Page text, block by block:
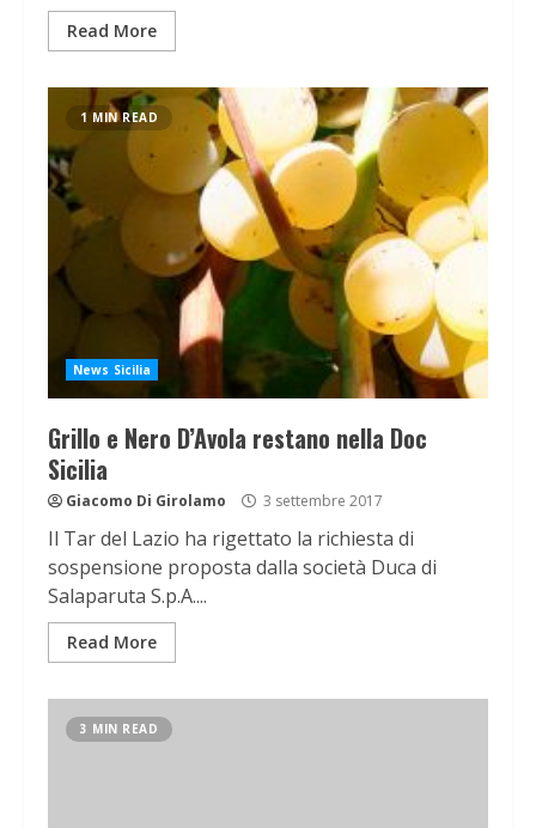
Read More
1 MIN READ
News Sicilia
Grillo e Nero D’Avola restano nella Doc
Sicilia
Giacomo Di Girolamo 3 settembre 2017
Il Tar del Lazio ha rigettato la richiesta di
sospensione proposta dalla società Duca di
Salaparuta S.p.A....
Read More
3 MIN READ